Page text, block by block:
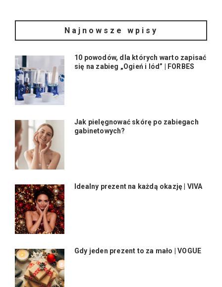
Najnowsze wpisy
10 powodów, dla których warto zapisać
się na zabieg „Ogień i lód” | FORBES
Jak pielęgnować skórę po zabiegach
gabinetowych?
Idealny prezent na każdą okazję | VIVA
Gdy jeden prezent to za mało | VOGUE